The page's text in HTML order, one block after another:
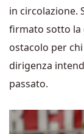
in circolazione.
firmato sotto la
ostacolo per
dirigenza
passato.